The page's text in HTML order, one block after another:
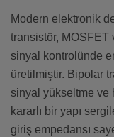
Modern elektronik
transistör, MOSFET
sinyal kontrolünde
üretilmiştir. Bipolar
sinyal yükseltme ve
kararlı bir yapı
giriş empedansı